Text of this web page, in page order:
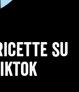
su